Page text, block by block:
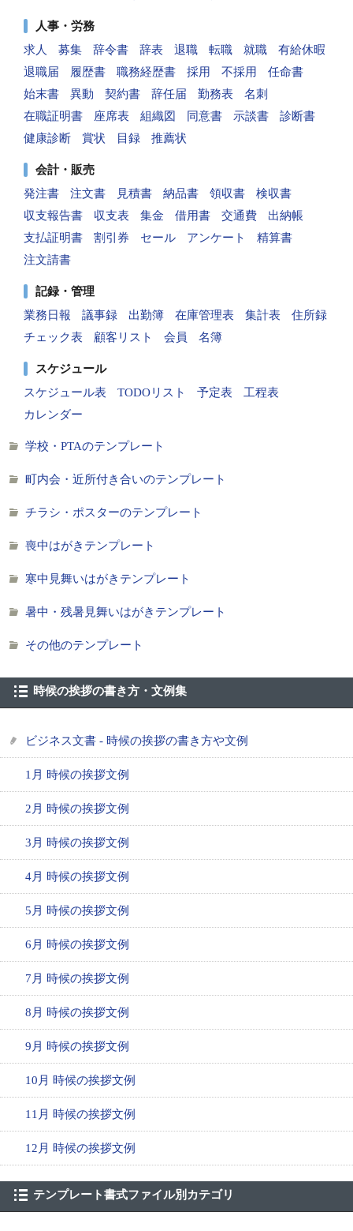
人事・労務
求人
募集 辞令書 辞表 退職 転職 就職
有給休暇
退職届
履歴書 職務経歴書 採用 不採用
任命書
始末書
異動 契約書 辞任届 勤務表
名刺
在職証明書
座席表 組織図 同意書 示談書
診断書
健康診断
賞状 目録 推薦状
会計・販売
発注書
注文書 見積書 納品書 領収書
検収書
収支報告書
収支表 集金 借用書 交通費
出納帳
支払証明書
割引券 セール アンケート
精算書
注文請書
記録・管理
業務日報
議事録 出勤簿 在庫管理表 集計表
住所録
チェック表
顧客リスト 会員 名簿
スケジュール
スケジュール表
TODOリスト 予定表
工程表
カレンダー
学校・PTAのテンプレート
町内会・近所付き合いのテンプレート
チラシ・ポスターのテンプレート
喪中はがきテンプレート
寒中見舞いはがきテンプレート
暑中・残暑見舞いはがきテンプレート
その他のテンプレート
時候の挨拶の書き方・文例集
ビジネス文書 - 時候の挨拶の書き方や文例
1月 時候の挨拶文例
2月 時候の挨拶文例
3月 時候の挨拶文例
4月 時候の挨拶文例
5月 時候の挨拶文例
6月 時候の挨拶文例
7月 時候の挨拶文例
8月 時候の挨拶文例
9月 時候の挨拶文例
10月 時候の挨拶文例
11月 時候の挨拶文例
12月 時候の挨拶文例
テンプレート書式ファイル別カテゴリ